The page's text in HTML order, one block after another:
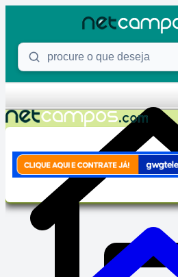
Procure o que deseja